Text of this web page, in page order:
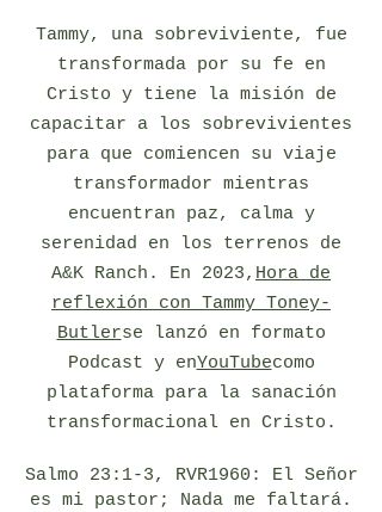
Tammy, una sobreviviente, fue
transformada por su fe en
Cristo y tiene la misión de
capacitar a los sobrevivientes
para que comiencen su viaje
transformador mientras
encuentran paz, calma y
serenidad en los terrenos de
A&K Ranch. En 2023, Hora de
reflexión con Tammy Toney-
Butlerse lanzó en formato
Podcast y enYouTubecomo
plataforma para la sanación
transformacional en Cristo.
Salmo 23:1-3, RVR1960: El Señor
es mi pastor; Nada me faltará.